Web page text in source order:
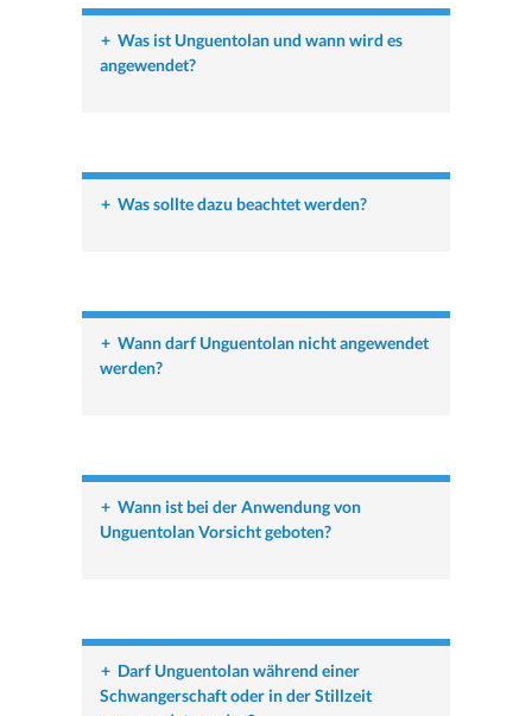
+ Was ist Unguentolan und wann wird es
angewendet?
+ Was sollte dazu beachtet werden?
+ Wann darf Unguentolan nicht angewendet
werden?
+ Wann ist bei der Anwendung von
Unguentolan Vorsicht geboten?
+ Darf Unguentolan während einer
Schwangerschaft oder in der Stillzeit